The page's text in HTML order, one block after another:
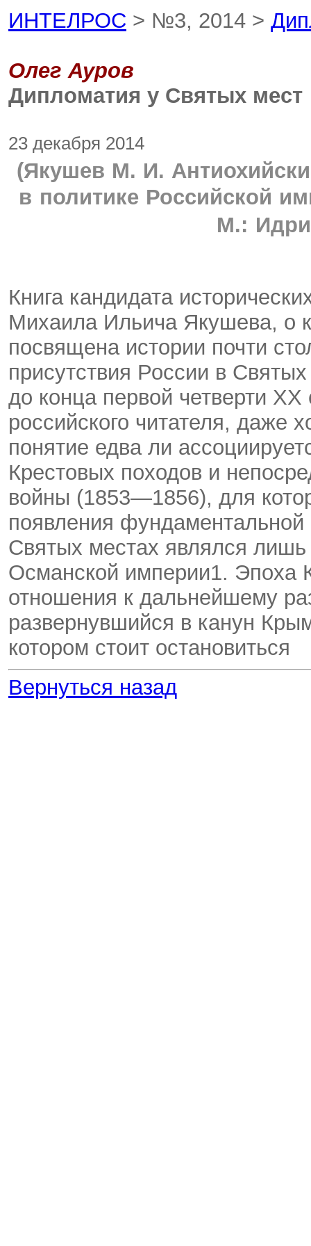
ИНТЕЛРОС > №3, 2014 >
Олег Ауров
Дипломатия у Святых мест
23 декабря 2014
(Якушев М. И.
в политике Российской
М.:
Книга кандидата
Михаила Ильича Якушева, о
посвящена истории почти
присутствия России в
до конца первой четверти
российского читателя, даже
понятие едва ли
Крестовых походов и
войны (1853—1856), для
появления
Святых местах являлся лишь
Османской империи1. Эпоха
отношения к дальнейшему
развернувшийся в канун
котором стоит остановиться
Вернуться назад